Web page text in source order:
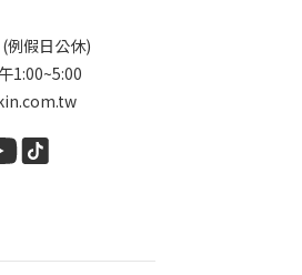
例假日公休)
1:00~5:00